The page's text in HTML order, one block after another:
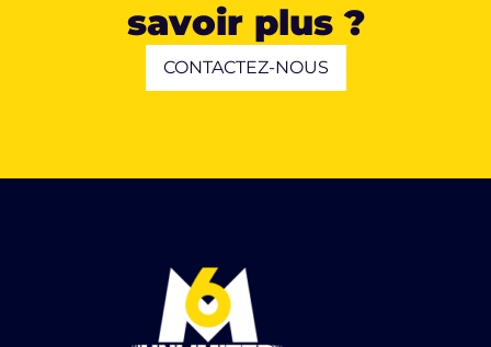
savoir plus ?
CONTACTEZ-NOUS